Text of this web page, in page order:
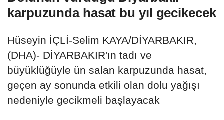
karpuzunda hasat bu yıl gecikecek
Hüseyin İÇLİ-Selim KAYA/DİYARBAKIR,
(DHA)- DİYARBAKIR'ın tadı ve
büyüklüğüyle ün salan karpuzunda hasat,
geçen ay sonunda etkili olan dolu yağışı
nedeniyle gecikmeli başlayacak